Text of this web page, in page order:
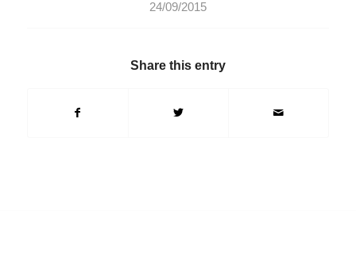
24/09/2015
Share this entry